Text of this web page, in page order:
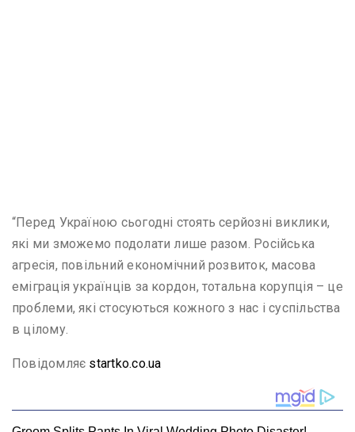
“Перед Україною сьогодні стоять серйозні виклики,
які ми зможемо подолати лише разом. Російська
агресія, повільний економічний розвиток, масова
еміграція українців за кордон, тотальна корупція – це
проблеми, які стосуються кожного з нас і суспільства
в цілому.
Повідомляє startko.co.ua